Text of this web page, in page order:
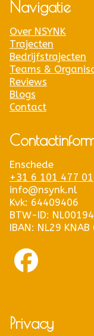
Navigatie
Over NSYNK
Trajecten
Bedrijfstrajecten
Teams &
Reviews
Blogs
Contact
Enschede
+31 6 101 477 01
info@nsynk.nl
Kvk: 64409406
BTW-ID:
IBAN: NL29
Privacy